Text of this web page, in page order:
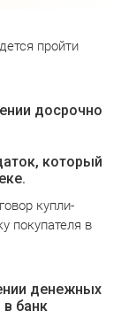
пройти
досрочно
который
купли-
покупателя в
денежных
в банк